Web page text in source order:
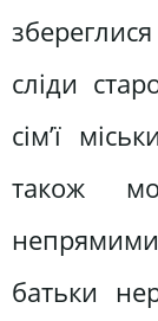
сліди
сім’ї
також
непрямими
батьки